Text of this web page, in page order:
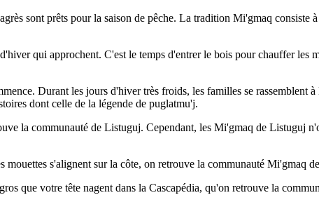
sont prêts pour la saison de pêche. La tradition Mi'gmaq consiste
qui approchent. C'est le temps d'entrer le bois pour chauffer les
Durant les jours d'hiver très froids, les familles se rassemblent
dont celle de la légende de puglatmu'j.
la communauté de Listuguj. Cependant, les Mi'gmaq de Listuguj
s'alignent sur la côte, on retrouve la communauté Mi'gmaq
que votre tête nagent dans la Cascapédia, qu'on retrouve la